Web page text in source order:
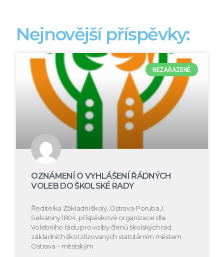
Nejnovější příspěvky:
NEZAŘAZENÉ
OZNÁMENÍ O VYHLÁŠENÍ ŘÁDNÝCH
VOLEB DO ŠKOLSKÉ RADY
Ředitelka Základní školy, Ostrava-Poruba, I.
Sekaniny 1804, příspěvkové organizace dle
Volebního řádu pro volby členů školských rad
základních škol zřizovaných statutárním městem
Ostrava – městským